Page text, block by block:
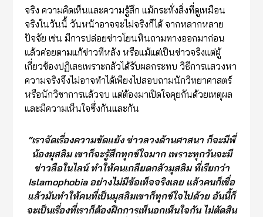
จริง ความคิดเห็นและความรู้สึก แม้กระทั่งสิ่งที่ดูเหมือน
จริงในวันนี้ วันหน้าอาจจะไม่จริงก็ได้ จากหลากหลาย
ปัจจัย เช่น มีการปล่อยข่าวโยนหินถามทางออกมาก่อน
แล้วค่อยตามแก้ข่าวทีหลัง หรือแม้แต่เป็นข่าวจริงแต่ผู้
เกี่ยวข้องปฏิเสธเพราะกลัวได้รับผลกระทบ วิธีการแสวงหา
ความจริงจึงไม่อาจทำได้เพียงไปสอบถามนักวิทยาศาสตร์
หรือนักวิชาการแล้วจบ แต่ต้องมาเปิดใจคุยกันด้วยเหตุผล
และมีความเห็นใจซึ่งกันและกัน
“เราจัดเรื่องความขัดแย้ง ข่าวลวงด้านศาสนา ก็จะมีพี่
น้องมุสลิม เขาก็จะรู้สึกทุกข์ใจมาก เพราะทุกวันจะมี
ข่าวลือในไลน์ ทำให้คนเกลียดกลัวมุสลิม ที่เรียกว่า
Islamophobia อย่างไม่มีข้อเท็จจริงเลย แล้วคนก็เชื่อ
แล้วมันทำให้คนที่เป็นมุสลิมเขาก็ทุกข์ใจไปด้วย อันนี้ก็
จะเป็นเรื่องที่เราก็ต้องฝึกการเห็นอกเห็นใจกัน ไม่ตัดสิน